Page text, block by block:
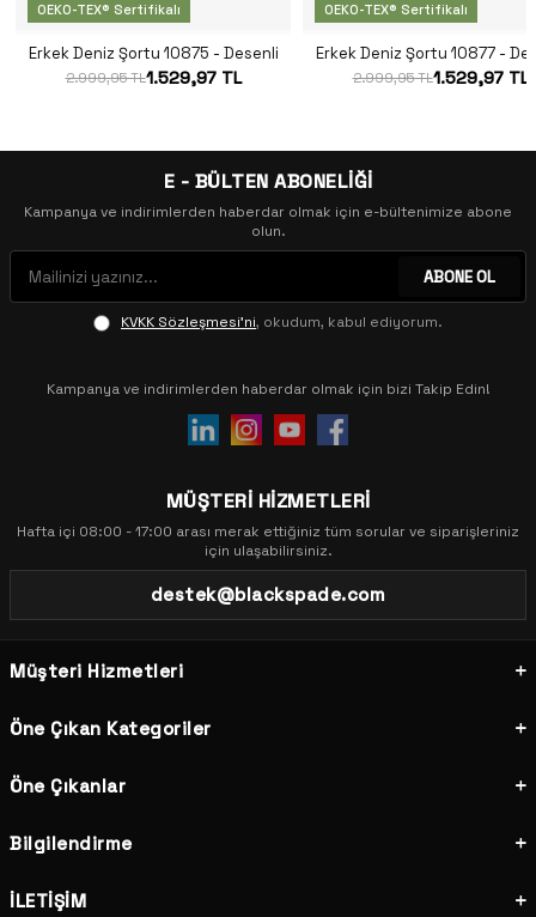
OEKO-TEX® Sertifikalı
Erkek Deniz Şortu 10875 - Desenli
2.999,95 TL1.529,97 TL
OEKO-TEX® Sertifikalı
Erkek Deniz Şortu 10877 -
2.999,95 TL1.529,97 TL
E - BÜLTEN ABONELİĞİ
Kampanya ve indirimlerden haberdar olmak için e-bültenimize abone
olun.
ABONE OL
KVKK Sözleşmesi'ni, okudum, kabul ediyorum.
Kampanya ve indirimlerden haberdar olmak için bizi Takip Edin!
MÜŞTERİ HİZMETLERİ
Hafta içi 08:00 - 17:00 arası merak ettiğiniz tüm sorular ve siparişleriniz
için ulaşabilirsiniz.
destek@blackspade.com
Müşteri Hizmetleri
Öne Çıkan Kategoriler
Öne Çıkanlar
Bilgilendirme
İLETİŞİM